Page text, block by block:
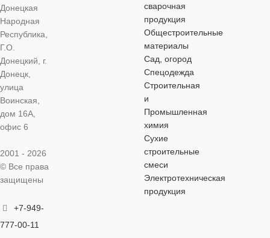
комбинированный комбинированный
комбинированный
Донецкая
Народная
Республика,
Г.О.
Донецкий, г.
Донецк,
улица
Воинская,
дом 16А,
офис 6
2001 - 2026
© Все права
защищены
+7-949-
777-00-11
сварочная
продукция
Общестроительные
материалы
Сад, огород
Спецодежда
Строительная
и
Промышленная
химия
Сухие
строительные
смеси
Электротехническая
продукция